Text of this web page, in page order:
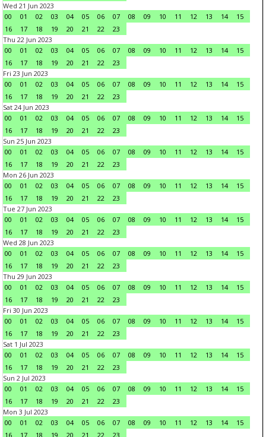
Wed 21 Jun 2023
00
01 02 03 04 05 06 07 08 09 10 11 12 13 14
15
16
17 18 19 20 21 22
23
Thu 22 Jun 2023
00
01 02 03 04 05 06 07 08 09 10 11 12 13 14
15
16
17 18 19 20 21 22
23
Fri 23 Jun 2023
00
01 02 03 04 05 06 07 08 09 10 11 12 13 14
15
16
17 18 19 20 21 22
23
Sat 24 Jun 2023
00
01 02 03 04 05 06 07 08 09 10 11 12 13 14
15
16
17 18 19 20 21 22
23
Sun 25 Jun 2023
00
01 02 03 04 05 06 07 08 09 10 11 12 13 14
15
16
17 18 19 20 21 22
23
Mon 26 Jun 2023
00
01 02 03 04 05 06 07 08 09 10 11 12 13 14
15
16
17 18 19 20 21 22
23
Tue 27 Jun 2023
00
01 02 03 04 05 06 07 08 09 10 11 12 13 14
15
16
17 18 19 20 21 22
23
Wed 28 Jun 2023
00
01 02 03 04 05 06 07 08 09 10 11 12 13 14
15
16
17 18 19 20 21 22
23
Thu 29 Jun 2023
00
01 02 03 04 05 06 07 08 09 10 11 12 13 14
15
16
17 18 19 20 21 22
23
Fri 30 Jun 2023
00
01 02 03 04 05 06 07 08 09 10 11 12 13 14
15
16
17 18 19 20 21 22
23
Sat 1 Jul 2023
00
01 02 03 04 05 06 07 08 09 10 11 12 13 14
15
16
17 18 19 20 21 22
23
Sun 2 Jul 2023
00
01 02 03 04 05 06 07 08 09 10 11 12 13 14
15
16
17 18 19 20 21 22
23
Mon 3 Jul 2023
00
01 02 03 04 05 06 07 08 09 10 11 12 13 14
15
16
17 18 19 20 21 22
23